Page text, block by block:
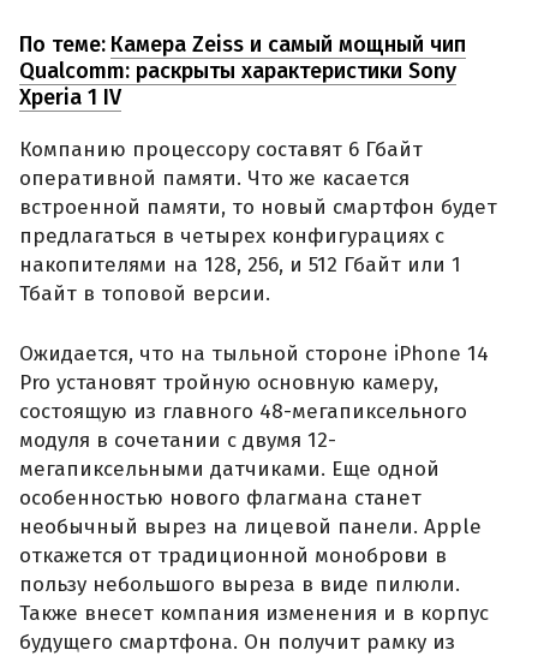
По теме: Камера Zeiss и самый мощный чип
Qualcomm: раскрыты характеристики Sony
Xperia 1 IV
Компанию процессору составят 6 Гбайт
оперативной памяти. Что же касается
встроенной памяти, то новый смартфон будет
предлагаться в четырех конфигурациях с
накопителями на 128, 256, и 512 Гбайт или 1
Тбайт в топовой версии.
Ожидается, что на тыльной стороне iPhone 14
Pro установят тройную основную камеру,
состоящую из главного 48-мегапиксельного
модуля в сочетании с двумя 12-
мегапиксельными датчиками. Еще одной
особенностью нового флагмана станет
необычный вырез на лицевой панели. Apple
откажется от традиционной моноброви в
пользу небольшого выреза в виде пилюли.
Также внесет компания изменения и в корпус
будущего смартфона. Он получит рамку из